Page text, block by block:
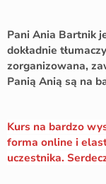
Pani Ania Bartnik
dokładnie
zorganizowana,
Panią Anią są na
Kurs na bardzo
forma online i
uczestnika.